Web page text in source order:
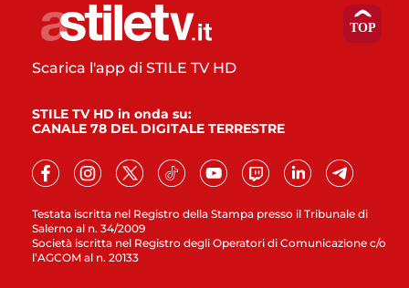
Testata iscritta nel Registro della Stampa presso il Tribunale di
Salerno al n. 34/2009
Società iscritta nel Registro degli Operatori di Comunicazione c/o
l’AGCOM al n. 20133
Scarica l'app di STILE TV HD
STILE TV HD in onda su:
CANALE 78 DEL DIGITALE TERRESTRE